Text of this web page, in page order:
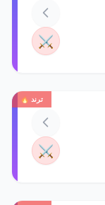
⚔️
ترند 🔥
⚔️